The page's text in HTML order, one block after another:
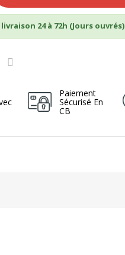
livraison 24 à 72h (Jours ouvrés)
Paiement
Sécurisé En
CB